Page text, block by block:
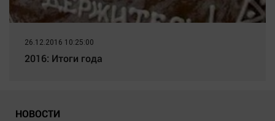
26.12.2016 10:25:00
2016: Итоги года
НОВОСТИ